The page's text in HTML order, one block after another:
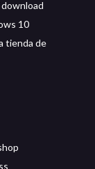
10
tienda de